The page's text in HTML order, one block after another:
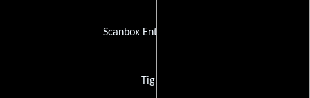
Scanbox Entertainment
Tiglon